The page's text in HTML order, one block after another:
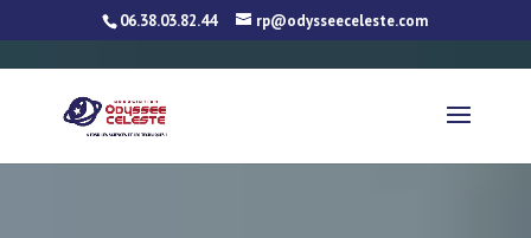
06.38.03.82.44 rp@odysseeceleste.com